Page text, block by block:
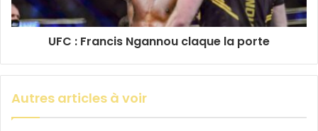
UFC : Francis Ngannou claque la porte
Autres articles à voir